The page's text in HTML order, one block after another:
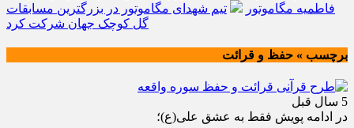
فاطمیه مگاموتور
تیم شهدای مگاموتور در بزرگترین مسابقات
گل کوچک جهان شرکت کرد
برچسب » حفظ و قرائت
5 سال قبل
در ادامه پویش فقط به عشق علی(ع)؛